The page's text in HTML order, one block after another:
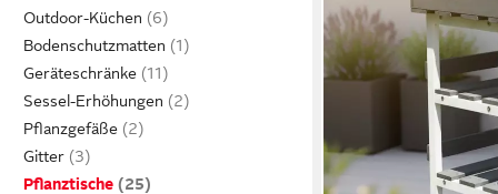
Outdoor-Küchen
Bodenschutzmatten
Geräteschränke
Sessel-Erhöhungen
Pflanzgefäße
Gitter
Pflanztische